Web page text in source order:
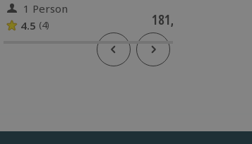
1 Person
4.5 (4) 181,90 €